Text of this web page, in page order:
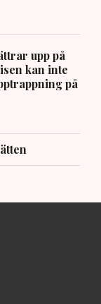
upp på
kan inte
på